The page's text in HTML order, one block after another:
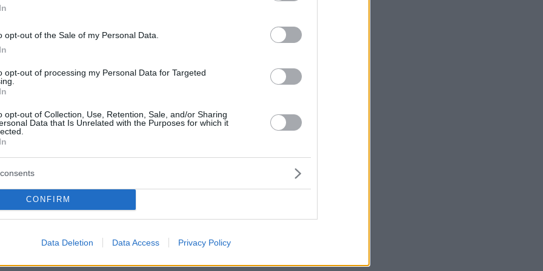
opt-out of the Sale of my Personal Data.
opt-out of processing my Personal Data for Targeted
opt-out of Collection, Use, Retention, Sale, and/or Sharing
Data that Is Unrelated with the Purposes for which it
CONFIRM
Data Deletion Data Access Privacy Policy
τα «Χαμένη Ζωή» με ερμηνευτή τον
και «Το Δωμάτιο Βρίζω» με ερμηνεύτρια
Ζουγανέλη, που αγαπήθηκαν αμέσως από
δομή της Κιβωτού του Κόσμου στον
ζήτησαν να πάρουν τα παιδιά τους
Νουσρέτ απάντησε με μια «χρυσή» μπριζόλα
για τον λογαριασμό των 161.000 ευρώ
οι δηλώσεις του στρατηγού Φλώρου